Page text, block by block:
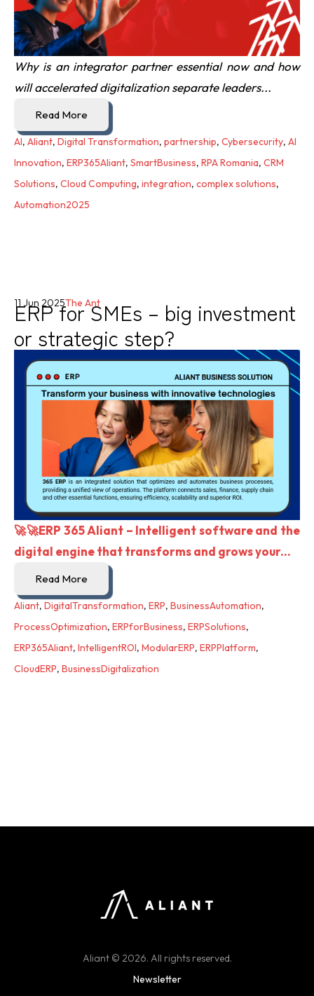
Why is an integrator partner essential now and how
will accelerated digitalization separate leaders...
Read More
AI, Aliant, Digital Transformation, partnership, Cybersecurity, AI
Innovation, ERP365Aliant, SmartBusiness, RPA Romania, CRM
Solutions, Cloud Computing, integration, complex solutions,
Automation2025
ERP for SMEs – big investment
or strategic step?
11 Jun 2025The Ant
🚀🚀ERP 365 Aliant – Intelligent software and the
digital engine that transforms and grows your...
Read More
Aliant, DigitalTransformation, ERP, BusinessAutomation,
ProcessOptimization, ERPforBusiness, ERPSolutions,
ERP365Aliant, IntelligentROI, ModularERP, ERPPlatform,
CloudERP, BusinessDigitalization
Aliant © 2026. All rights reserved.
Newsletter